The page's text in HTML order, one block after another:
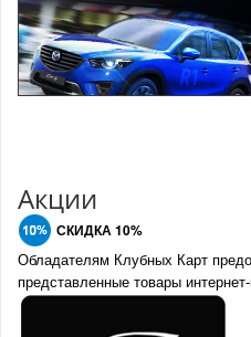
Акции
СКИДКА 10%
Обладателям Клубных Карт
представленные товары